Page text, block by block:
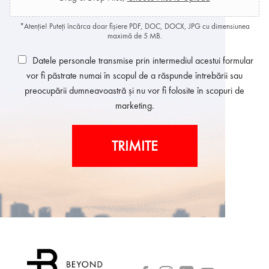
*Atenție! Puteți încărca doar fișiere PDF, DOC, DOCX, JPG cu dimensiunea
maximă de 5 MB.
Datele personale transmise prin intermediul acestui formular
vor fi păstrate numai în scopul de a răspunde întrebării sau
preocupării dumneavoastră și nu vor fi folosite în scopuri de
marketing.
TRIMITE